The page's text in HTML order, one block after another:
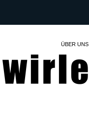
ÜBER UNS